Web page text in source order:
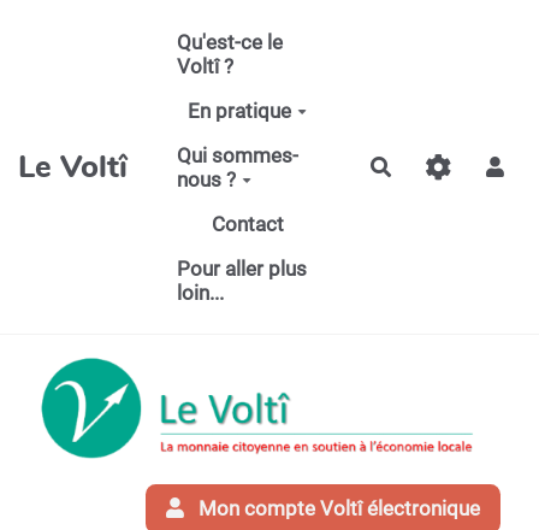
Aller au contenu principal
Le Voltî
Qu'est-ce le
Voltî ?
En pratique
Qui sommes-
nous ?
Contact
Pour aller plus
loin...
Rechercher
Mon compte Voltî électronique